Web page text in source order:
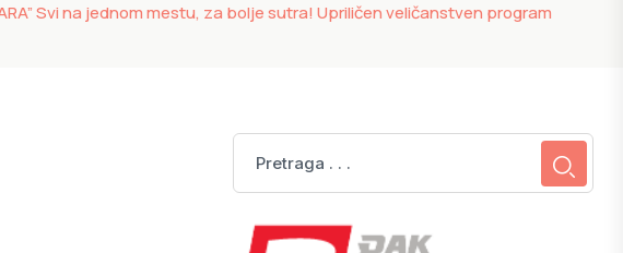
BARA” Svi na jednom mestu, za bolje sutra! Upriličen veličanstven program